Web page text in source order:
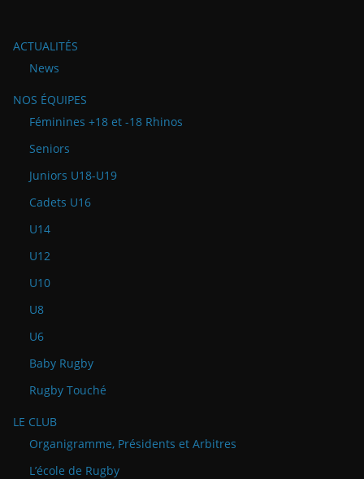
ACTUALITÉS
News
NOS ÉQUIPES
Féminines +18 et -18 Rhinos
Seniors
Juniors U18-U19
Cadets U16
U14
U12
U10
U8
U6
Baby Rugby
Rugby Touché
LE CLUB
Organigramme, Présidents et Arbitres
L’école de Rugby